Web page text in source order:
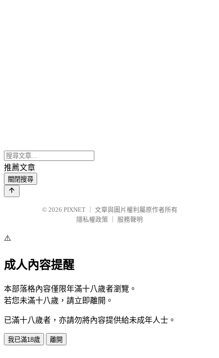
推薦文章
關閉搜尋
© 2026 PIXNET
文章與圖片權利屬原作者所有
隱私權政策
服務聲明
⚠️
成人內容提醒
本部落格內容僅限年滿十八歲者瀏覽。
若您未滿十八歲，請立即離開。
已滿十八歲者，亦請勿將內容提供給未成年人士。
我已滿18歲 離開